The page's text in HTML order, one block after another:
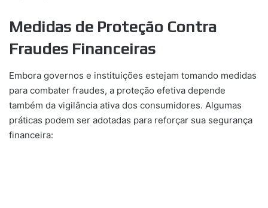
Medidas de Proteção Contra
Fraudes Financeiras
Embora governos e instituições estejam tomando medidas
para combater fraudes, a proteção efetiva depende
também da vigilância ativa dos consumidores. Algumas
práticas podem ser adotadas para reforçar sua segurança
financeira: